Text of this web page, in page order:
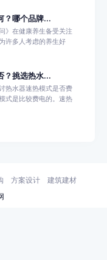
？哪个品牌...
》在健康养生备受关注
许多人考虑的养生好
？挑选热水...
热水器速热模式是否费
式是比较费电的。速热
方案设计 建筑建材